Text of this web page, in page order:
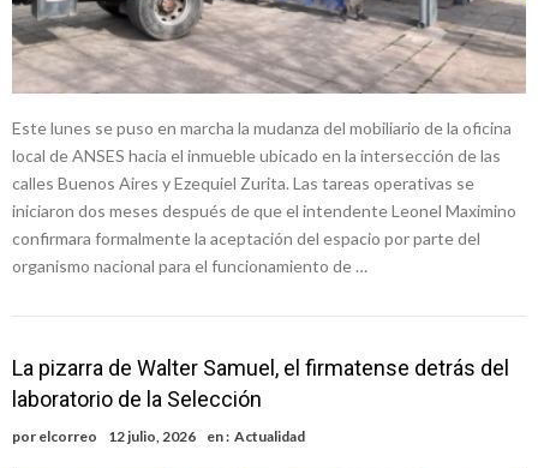
Este lunes se puso en marcha la mudanza del mobiliario de la oficina
local de ANSES hacia el inmueble ubicado en la intersección de las
calles Buenos Aires y Ezequiel Zurita. Las tareas operativas se
iniciaron dos meses después de que el intendente Leonel Maximino
confirmara formalmente la aceptación del espacio por parte del
organismo nacional para el funcionamiento de …
La pizarra de Walter Samuel, el firmatense detrás del
laboratorio de la Selección
por elcorreo 12 julio, 2026 en : Actualidad